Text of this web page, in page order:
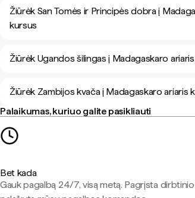
Žiūrėk San Tomės ir Principės dobra į
kursus
Žiūrėk Ugandos šilingas į Madagaskaro
Žiūrėk Zambijos kvača į Madagaskaro ariaris
Palaikumas, kuriuo galite pasikliauti
Bet kada
Gauk pagalbą 24/7, visą metą. Pagrįsta